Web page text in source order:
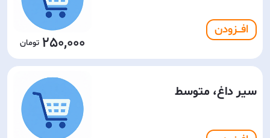
افـــزودن
250,000
سیر داغ، متوسط